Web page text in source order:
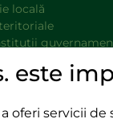
locală
este
servicii